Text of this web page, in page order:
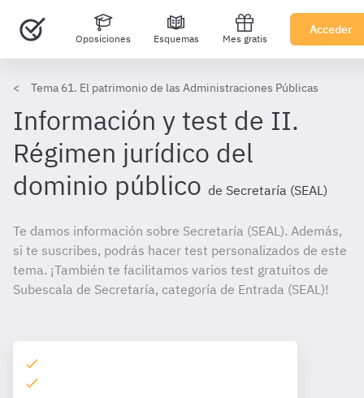
Oposiciones Esquemas Mes gratis
Acceder
Tema 61. El patrimonio de las Administraciones Públicas
Información y test de II.
Régimen jurídico del
dominio público de Secretaría (SEAL)
Te damos información sobre Secretaría (SEAL). Además,
si te suscribes, podrás hacer test personalizados de este
tema. ¡También te facilitamos varios test gratuitos de
Subescala de Secretaría, categoría de Entrada (SEAL)!